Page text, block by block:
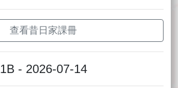
查看昔日家課冊
1B - 2026-07-14